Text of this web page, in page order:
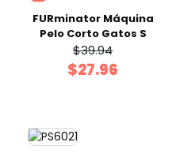
FURminator Máquina
Pelo Corto Gatos S
$39.94
$27.96